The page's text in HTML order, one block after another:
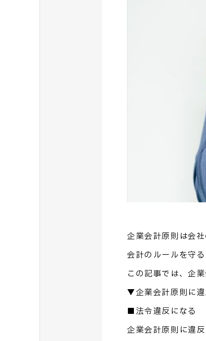
企業会計原則は会
会計のルールを守
この記事では、企
▼企業会計原則に違
■法令違反になる
企業会計原則に違